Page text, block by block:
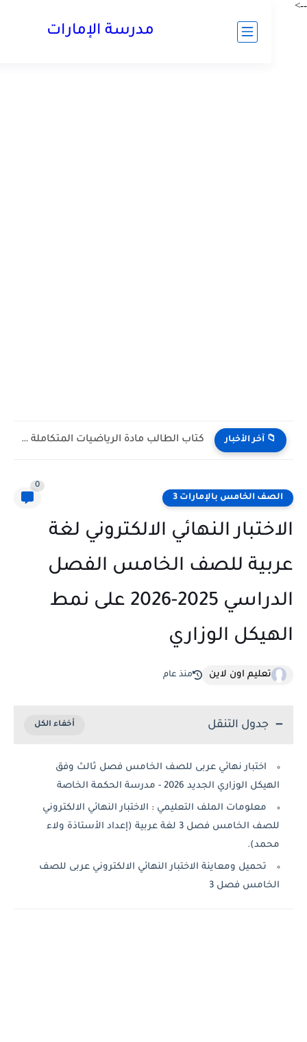
مدرسة الإمارات
آخر الأخبار كتاب الطالب مادة الرياضيات المتكاملة التاسع ريفيل متقدم الفصل الدراسي...
الخامس بالإمارات 3
النهائي الالكتروني لغة
للصف الخامس الفصل
الدراسي 2025-2026 على نمط
الوزاري
تعليم اون لاين منذ عام
جدول التنقل
اختبار نهائي عربى للصف الخامس فصل ثالث وفق
الوزاري الجديد 2026 - مدرسة الحكمة الخاصة
معلومات الملف التعليمي : الاختبار النهائي الالكتروني
للصف الخامس فصل 3 لغة عربية (إعداد الأستاذة ولاء
تحميل ومعاينة الاختبار النهائي الالكتروني عربى للصف
فصل 3